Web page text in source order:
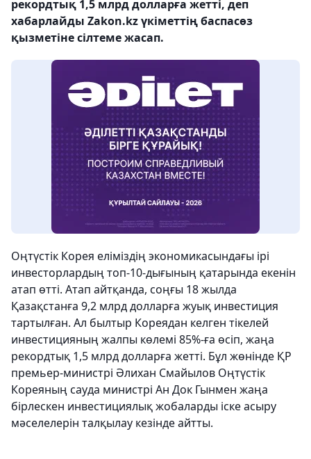
рекордтық 1,5 млрд долларға жетті, деп
хабарлайды Zakon.kz үкіметтің баспасөз
қызметіне сілтеме жасап.
Оңтүстік Корея еліміздің экономикасындағы ірі
инвесторлардың топ-10-дығының қатарында екенін
атап өтті. Атап айтқанда, соңғы 18 жылда
Қазақстанға 9,2 млрд долларға жуық инвестиция
тартылған. Ал былтыр Кореядан келген тікелей
инвестицияның жалпы көлемі 85%-ға өсіп, жаңа
рекордтық 1,5 млрд долларға жетті. Бұл жөнінде ҚР
премьер-министрі Әлихан Смайылов Оңтүстік
Кореяның сауда министрі Ан Док Гынмен жаңа
бірлескен инвестициялық жобаларды іске асыру
мәселелерін талқылау кезінде айтты.